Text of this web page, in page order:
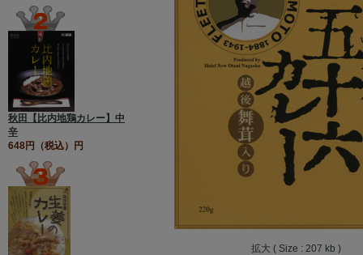
秋田【比内地鶏カレー】中
辛
648円（税込）円
拡大 ( Size : 207 kb )